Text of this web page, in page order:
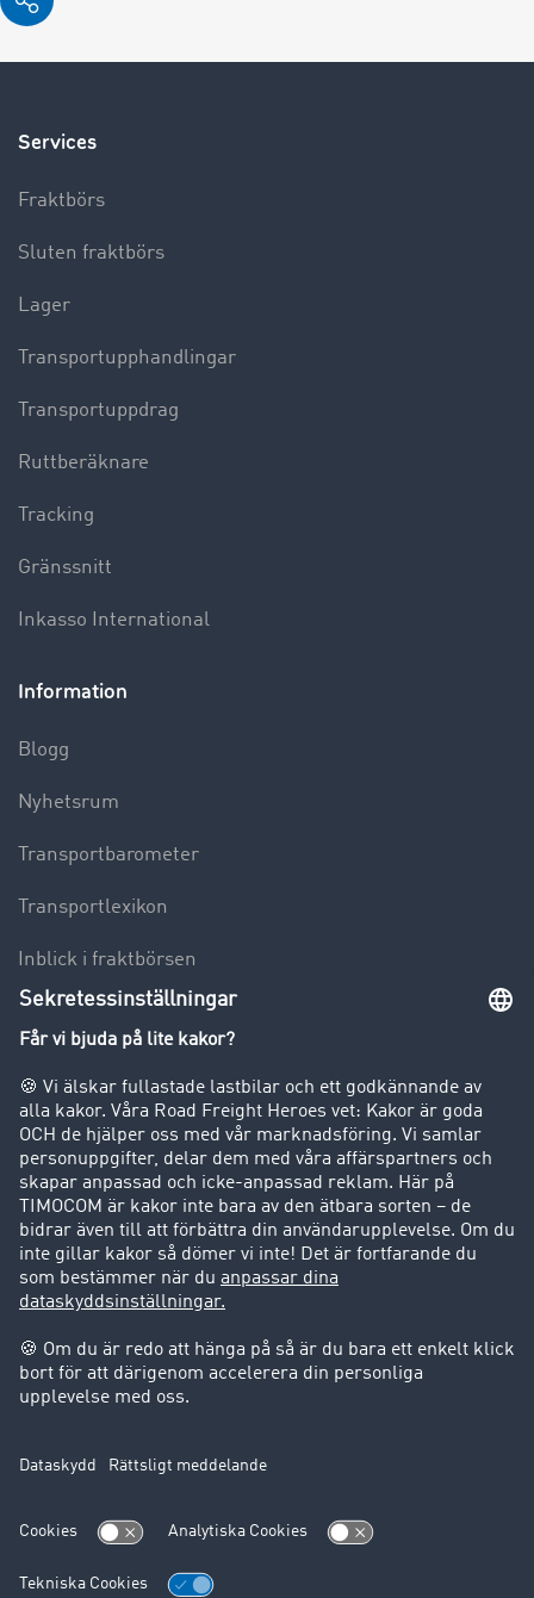
Services
Fraktbörs
Sluten fraktbörs
Lager
Transportupphandlingar
Transportuppdrag
Ruttberäknare
Tracking
Gränssnitt
Inkasso International
Information
Blogg
Nyhetsrum
Transportbarometer
Transportlexikon
Inblick i fraktbörsen
Körförbud för lastbilar
Företag
Kunder värvar kunder
Success Stories
Support
Support
Juridiskt
Företagsinformation
Användarvillkor